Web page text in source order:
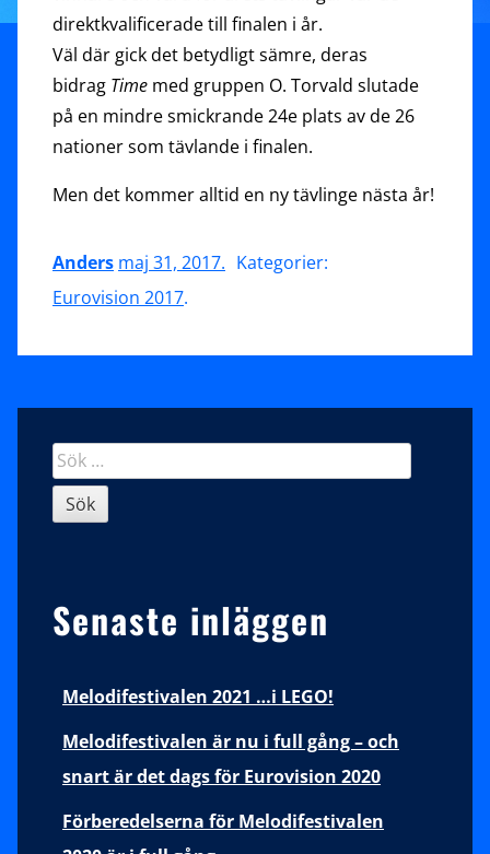
direktkvalificerade till finalen i år.
Väl där gick det betydligt sämre, deras
bidrag Time med gruppen O. Torvald slutade
på en mindre smickrande 24e plats av de 26
nationer som tävlande i finalen.
Men det kommer alltid en ny tävlinge nästa år!
Anders maj 31, 2017. Kategorier:
Eurovision 2017.
Sidopanel
Sök
efter:
Senaste inläggen
Melodifestivalen 2021 …i LEGO!
Melodifestivalen är nu i full gång – och
snart är det dags för Eurovision 2020
Förberedelserna för Melodifestivalen